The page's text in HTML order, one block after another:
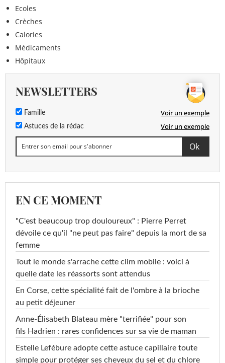
Ecoles
Crèches
Calories
Médicaments
Hôpitaux
NEWSLETTERS
Famille Voir un exemple
Astuces de la rédac Voir un exemple
EN CE MOMENT
"C'est beaucoup trop douloureux" : Pierre Perret
dévoile ce qu'il "ne peut pas faire" depuis la mort de sa
femme
Tout le monde s'arrache cette clim mobile : voici à
quelle date les réassorts sont attendus
En Corse, cette spécialité fait de l'ombre à la brioche
au petit déjeuner
Anne-Élisabeth Blateau mère "terrifiée" pour son
fils Hadrien : rares confidences sur sa vie de maman
Estelle Lefébure adopte cette astuce capillaire toute
simple pour protéger ses cheveux du sel et du chlore